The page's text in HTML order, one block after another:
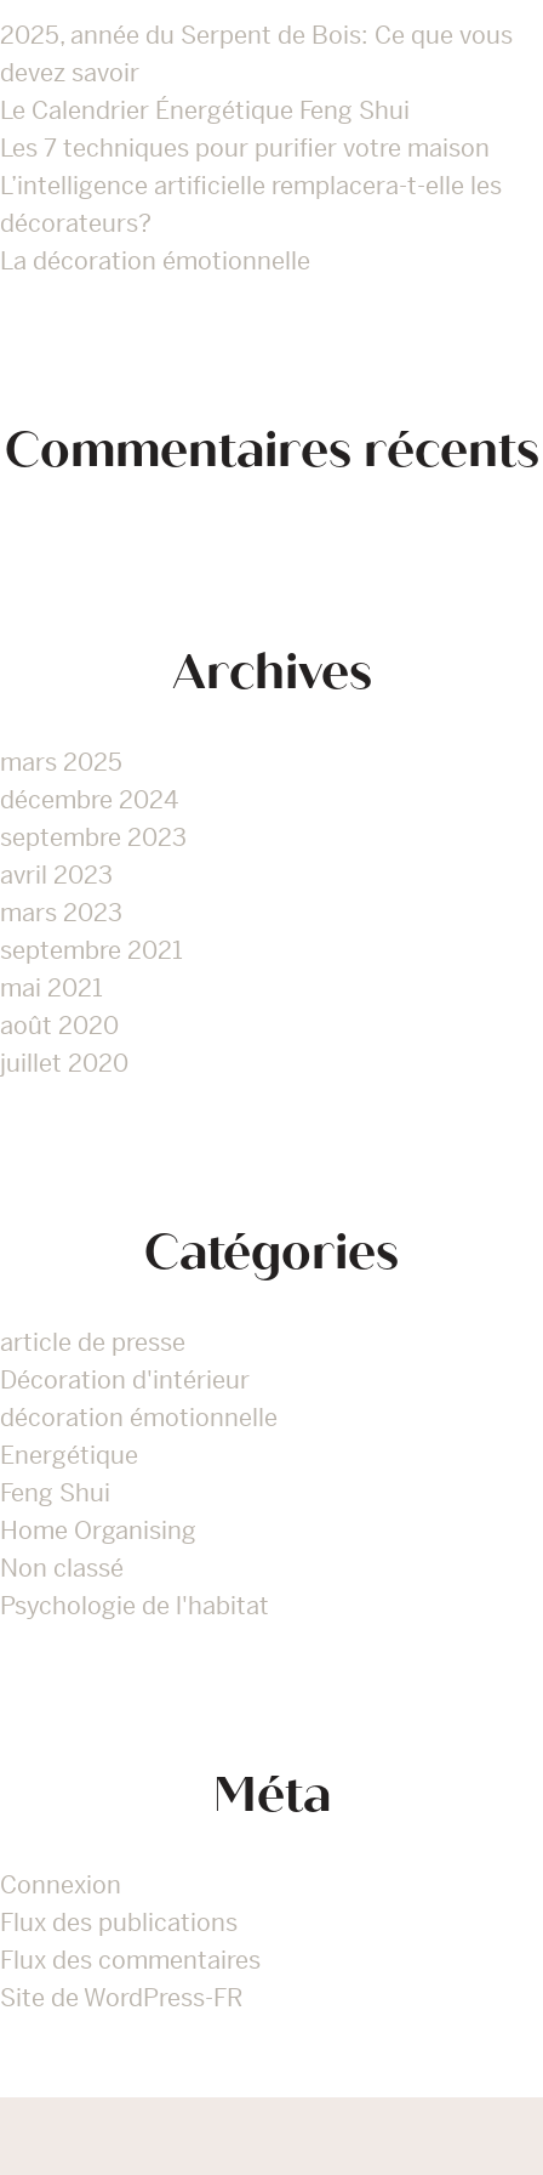
2025, année du Serpent de Bois: Ce que vous
devez savoir
Le Calendrier Énergétique Feng Shui
Les 7 techniques pour purifier votre maison
L’intelligence artificielle remplacera-t-elle les
décorateurs?
La décoration émotionnelle
Commentaires récents
Archives
mars 2025
décembre 2024
septembre 2023
avril 2023
mars 2023
septembre 2021
mai 2021
août 2020
juillet 2020
Catégories
article de presse
Décoration d'intérieur
décoration émotionnelle
Energétique
Feng Shui
Home Organising
Non classé
Psychologie de l'habitat
Méta
Connexion
Flux des publications
Flux des commentaires
Site de WordPress-FR